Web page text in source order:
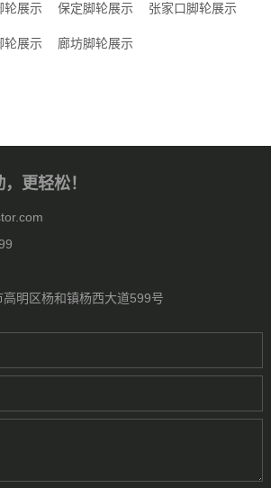
轮展示 保定脚轮展示 张家口脚轮展示
轮展示 廊坊脚轮展示
更轻松！
明区杨和镇杨西大道599号